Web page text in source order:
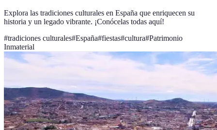
Explora las tradiciones culturales en España que enriquecen su
historia y un legado vibrante. ¡Conócelas todas aquí!
#tradiciones culturales#España#fiestas#cultura#Patrimonio
Inmaterial